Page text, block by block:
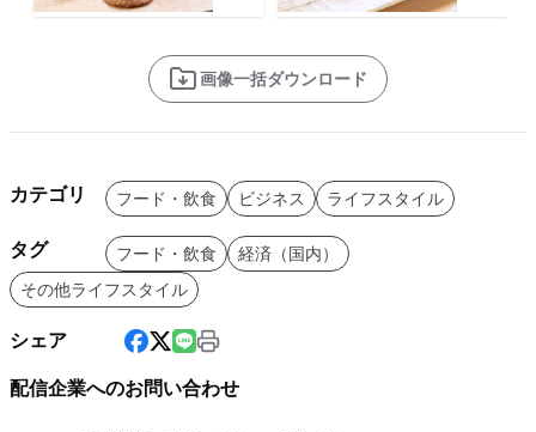
画像一括ダウンロード
カテゴリ フード・飲食 ビジネス ライフスタイル
タグ フード・飲食
経済（国内）
その他ライフスタイル
シェア
配信企業へのお問い合わせ